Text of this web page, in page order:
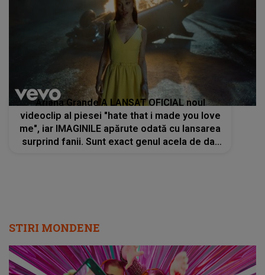
Ariana Grande A LANSAT OFICIAL noul
videoclip al piesei "hate that i made you love
me", iar IMAGINILE apărute odată cu lansarea
surprind fanii. Sunt exact genul acela de dat
STIRI MONDENE